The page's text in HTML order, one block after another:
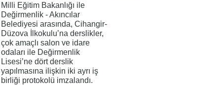
Milli Eğitim Bakanlığı ile
Değirmenlik - Akıncılar
Belediyesi arasında, Cihangir-
Düzova İlkokulu’na derslikler,
çok amaçlı salon ve idare
odaları ile Değirmenlik
Lisesi’ne dört derslik
yapılmasına ilişkin iki ayrı iş
birliği protokolü imzalandı.